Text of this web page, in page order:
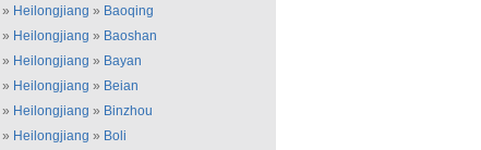
» Heilongjiang » Baoqing
» Heilongjiang » Baoshan
» Heilongjiang » Bayan
» Heilongjiang » Beian
» Heilongjiang » Binzhou
» Heilongjiang » Boli